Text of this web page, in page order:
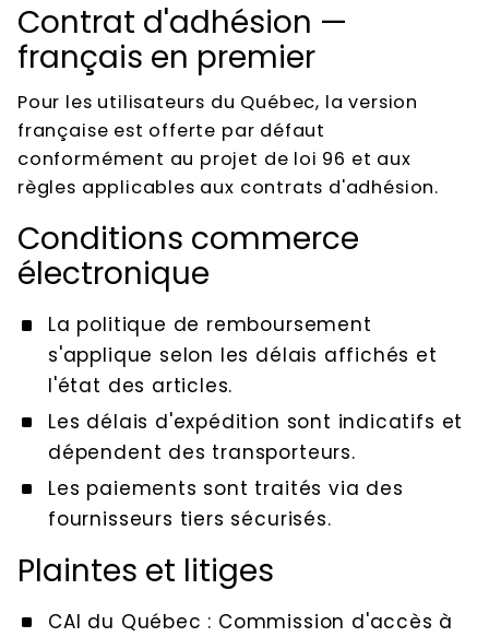
Contrat d'adhésion —
français en premier
Pour les utilisateurs du Québec, la version
française est offerte par défaut
conformément au projet de loi 96 et aux
règles applicables aux contrats d'adhésion.
Conditions commerce
électronique
La politique de remboursement
s'applique selon les délais affichés et
l'état des articles.
Les délais d'expédition sont indicatifs et
dépendent des transporteurs.
Les paiements sont traités via des
fournisseurs tiers sécurisés.
Plaintes et litiges
CAI du Québec : Commission d'accès à